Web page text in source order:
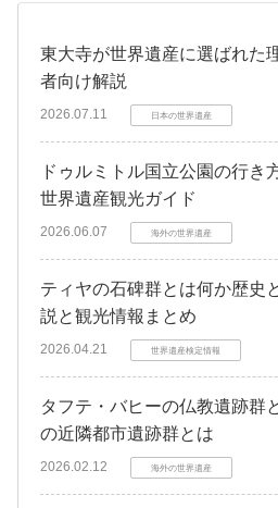
東大寺が世界遺産に選ばれた
者向け解説
2026.07.11 日本の世界遺産
ドゥルミトル国立公園の行き
世界遺産観光ガイド
2026.06.07 海外の世界遺産
ティヤの石碑群とは何か歴史
説と観光情報まとめ
2026.04.21 世界遺産検定情報
タフテ・バヒーの仏教遺跡群
の近隣都市遺跡群とは
2026.02.12 海外の世界遺産